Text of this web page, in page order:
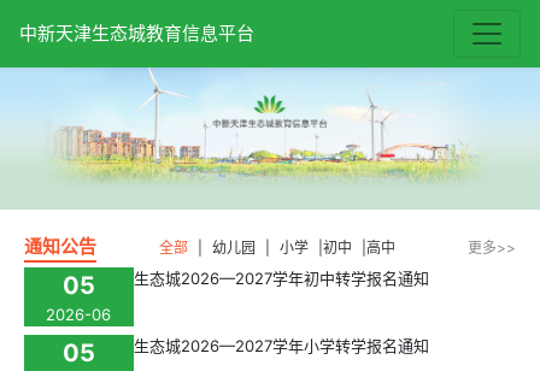
中新天津生态城教育信息平台
通知公告 全部 幼儿园 小学 初中 高中 更多>>
05
2026-06
生态城2026—2027学年初中转学报名通知
05 生态城2026—2027学年小学转学报名通知